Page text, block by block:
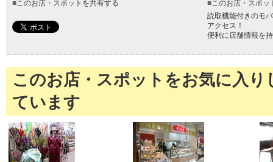
■このお店・スポットを共有する ■このお店・スポッ
読取機能付きのモ
アクセス！
便利に店舗情報を
このお店・スポットをお気に入
ています